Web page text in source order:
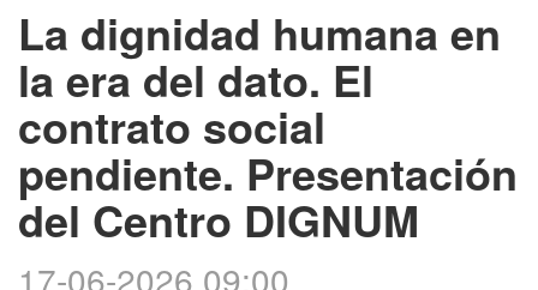
La dignidad humana en
la era del dato. El
contrato social
pendiente. Presentación
del Centro DIGNUM
17-06-2026 09:00